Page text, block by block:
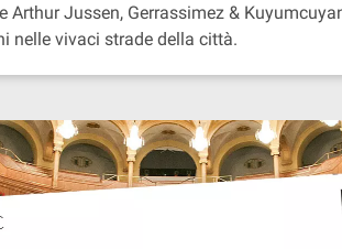
Jussen, Gerrassimez &
nelle vivaci strade della città.